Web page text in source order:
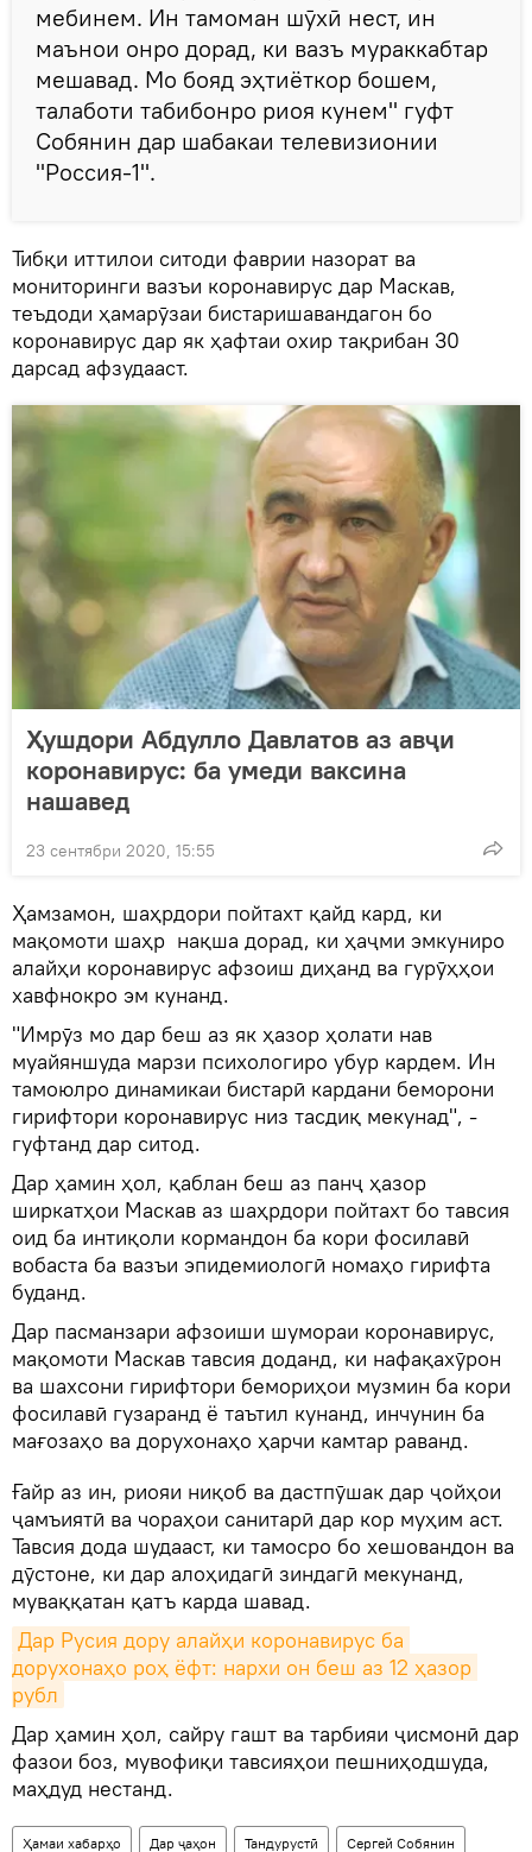
мебинем. Ин тамоман шӯхӣ нест, ин
маънои онро дорад, ки вазъ мураккабтар
мешавад. Мо бояд эҳтиёткор бошем,
талаботи табибонро риоя кунем" гуфт
Собянин дар шабакаи телевизионии
"Россия-1".
Тибқи иттилои ситоди фаврии назорат ва
мониторинги вазъи коронавирус дар Маскав,
теъдоди ҳамарӯзаи бистаришавандагон бо
коронавирус дар як ҳафтаи охир тақрибан 30
дарсад афзудааст.
Ҳушдори Абдулло Давлатов аз авҷи
коронавирус: ба умеди ваксина
нашавед
23 сентябри 2020, 15:55
Ҳамзамон, шаҳрдори пойтахт қайд кард, ки
мақомоти шаҳр нақша дорад, ки ҳаҷми эмкуниро
алайҳи коронавирус афзоиш диҳанд ва гурӯҳҳои
хавфнокро эм кунанд.
"Имрӯз мо дар беш аз як ҳазор ҳолати нав
муайяншуда марзи психологиро убур кардем. Ин
тамоюлро динамикаи бистарӣ кардани беморони
гирифтори коронавирус низ тасдиқ мекунад", -
гуфтанд дар ситод.
Дар ҳамин ҳол, қаблан беш аз панҷ ҳазор
ширкатҳои Маскав аз шаҳрдори пойтахт бо тавсия
оид ба интиқоли кормандон ба кори фосилавӣ
вобаста ба вазъи эпидемиологӣ номаҳо гирифта
буданд.
Дар пасманзари афзоиши шумораи коронавирус,
мақомоти Маскав тавсия доданд, ки нафақахӯрон
ва шахсони гирифтори бемориҳои музмин ба кори
фосилавӣ гузаранд ё таътил кунанд, инчунин ба
мағозаҳо ва дорухонаҳо ҳарчи камтар раванд.
Ғайр аз ин, риояи ниқоб ва дастпӯшак дар ҷойҳои
ҷамъиятӣ ва чораҳои санитарӣ дар кор муҳим аст.
Тавсия дода шудааст, ки тамосро бо хешовандон ва
дӯстоне, ки дар алоҳидагӣ зиндагӣ мекунанд,
муваққатан қатъ карда шавад.
Дар Русия дору алайҳи коронавирус ба
дорухонаҳо роҳ ёфт: нархи он беш аз 12 ҳазор
рубл
Дар ҳамин ҳол, сайру гашт ва тарбияи ҷисмонӣ дар
фазои боз, мувофиқи тавсияҳои пешниҳодшуда,
маҳдуд нестанд.
Ҳамаи хабарҳо Дар ҷаҳон Тандурустӣ Сергей Собянин